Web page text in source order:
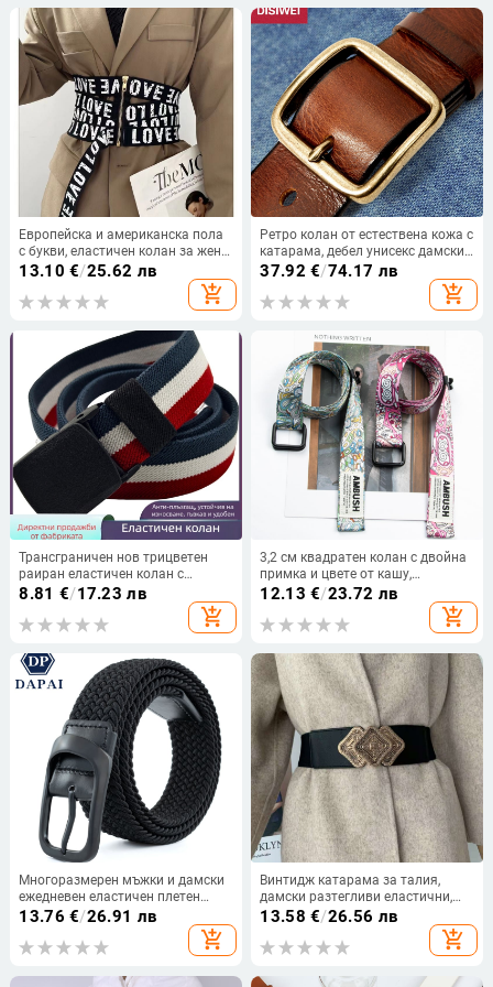
Европейска и американска пола
с букви, еластичен колан за жени,
универсален принт с гащеризон,
модерен костюм, декоративен
еластичен колан на талията
13.10 €/25.62 лв
add_shopping_cart
Ретро колан от естествена кожа с
катарама, дебел унисекс дамски
колан, ежедневен моден първи
слой, ръчно изработен колан от
телешка кожа за жени
37.92 €/74.17 лв
add_shopping_cart
Трансграничен нов трицветен
раиран еластичен колан с
пластмасова катарама, мек
преминаване
8.81 €/17.23 лв
add_shopping_cart
3,2 см квадратен колан с двойна
примка и цвете от кашу,
платнено платно, модерен
персонализиран декоративен
младежки колан с щампа
12.13 €/23.72 лв
add_shopping_cart
Многоразмерен мъжки и дамски
ежедневен еластичен плетен
колан с катарама с игла, спортен
13.76 €/26.91 лв
add_shopping_cart
Винтидж катарама за талия,
дамски разтегливи еластични,
широки, декоративни,
официални, палто, фабрика за
талия, златен крушов капак
13.58 €/26.56 лв
add_shopping_cart